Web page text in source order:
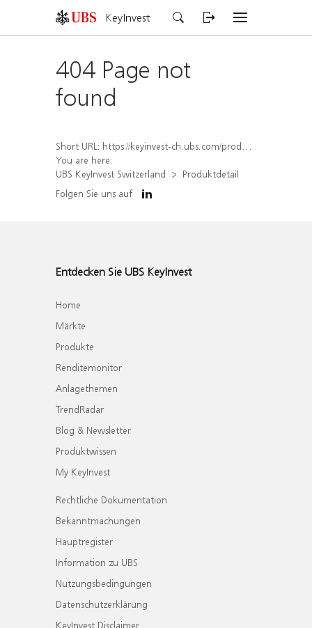
KeyInvest
404 Page not
found
Short URL: https://keyinvest-ch.ubs.com/produkt/detail/index/isin/CH1578790680
You are here:
UBS KeyInvest Switzerland
Produktdetail
Folgen Sie uns auf
Entdecken Sie UBS KeyInvest
Home
Märkte
Produkte
Renditemonitor
Anlagethemen
TrendRadar
Blog & Newsletter
Produktwissen
My KeyInvest
Rechtliche Dokumentation
Bekanntmachungen
Hauptregister
Information zu UBS
Nutzungsbedingungen
Datenschutzerklärung
KeyInvest Disclaimer